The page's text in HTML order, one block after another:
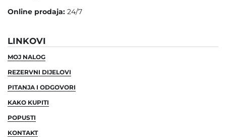
Online prodaja: 24/7
LINKOVI
MOJ NALOG
REZERVNI DIJELOVI
PITANJA I ODGOVORI
KAKO KUPITI
POPUSTI
KONTAKT